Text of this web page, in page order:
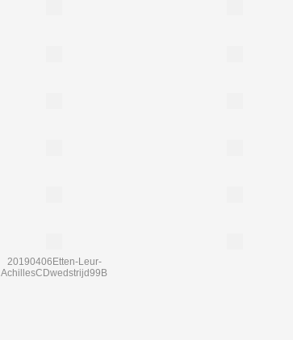
20190406Etten-Leur-
AchillesCDwedstrijd99B